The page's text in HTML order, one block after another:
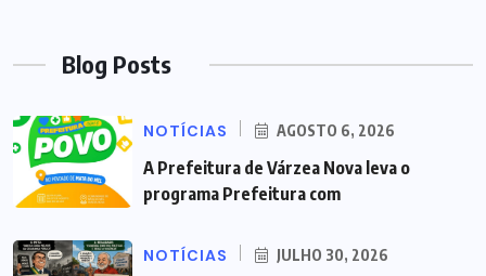
Blog Posts
NOTÍCIAS AGOSTO 6, 2026
A Prefeitura de Várzea Nova leva o
programa Prefeitura com
NOTÍCIAS JULHO 30, 2026